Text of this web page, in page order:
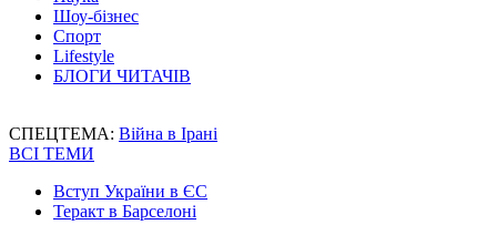
Шоу-бізнес
Спорт
Lifestyle
БЛОГИ ЧИТАЧІВ
СПЕЦТЕМА: Війна в Ірані
ВСІ ТЕМИ
Вступ України в ЄС
Теракт в Барселоні